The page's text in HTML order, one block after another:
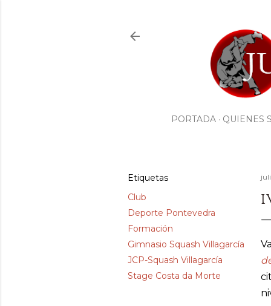
PORTADA QUIENES
Etiquetas
Club
Deporte Pontevedra
Formación
Gimnasio Squash Villagarcía
JCP-Squash Villagarcía
Stage Costa da Morte